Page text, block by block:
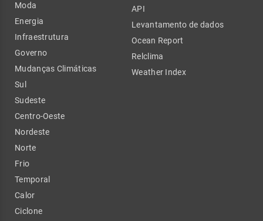
Moda
Energia
Infraestrutura
Governo
Mudanças Climáticas
Sul
Sudeste
Centro-Oeste
Nordeste
Norte
Frio
Temporal
Calor
Ciclone
API
Levantamento de dados
Ocean Report
Relclima
Weather Index